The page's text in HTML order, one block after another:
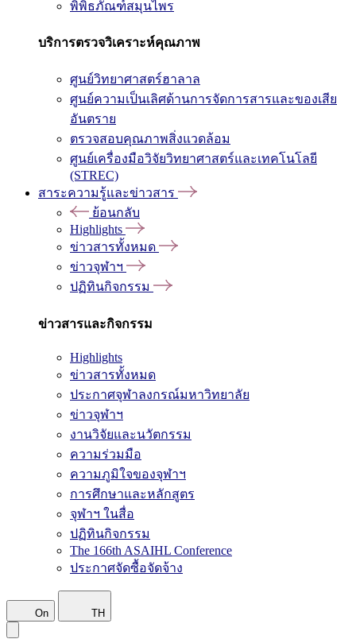
พิพิธภัณฑ์สมุนไพร
บริการตรวจวิเคราะห์คุณภาพ
ศูนย์วิทยาศาสตร์ฮาลาล
ศูนย์ความเป็นเลิศด้านการจัดการสารและของเสีย
อันตราย
ตรวจสอบคุณภาพสิ่งแวดล้อม
ศูนย์เครื่องมือวิจัยวิทยาศาสตร์และเทคโนโลยี
(STREC)
สาระความรู้และข่าวสาร
ย้อนกลับ
Highlights
ข่าวสารทั้งหมด
ข่าวจุฬาฯ
ปฏิทินกิจกรรม
ข่าวสารและกิจกรรม
Highlights
ข่าวสารทั้งหมด
ประกาศจุฬาลงกรณ์มหาวิทยาลัย
ข่าวจุฬาฯ
งานวิจัยและนวัตกรรม
ความร่วมมือ
ความภูมิใจของจุฬาฯ
การศึกษาและหลักสูตร
จุฬาฯ ในสื่อ
ปฏิทินกิจกรรม
The 166th ASAIHL Conference
ประกาศจัดซื้อจัดจ้าง
On TH